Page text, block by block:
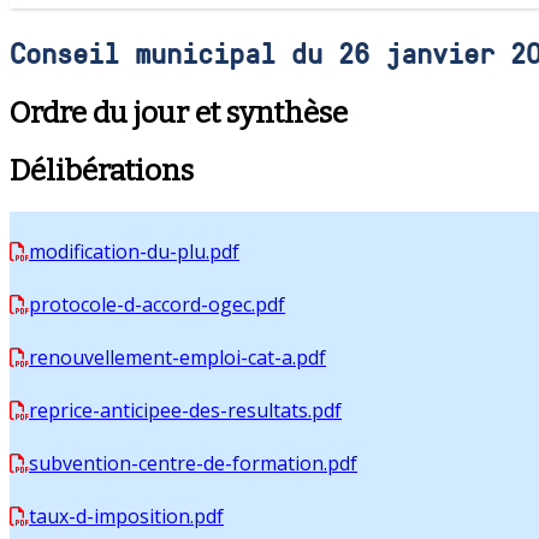
Conseil municipal du 26 janvier
Ordre du jour et synthèse
Délibérations
modification-du-plu.pdf
protocole-d-accord-ogec.pdf
renouvellement-emploi-cat-a.pdf
reprice-anticipee-des-resultats.pdf
subvention-centre-de-formation.pdf
taux-d-imposition.pdf